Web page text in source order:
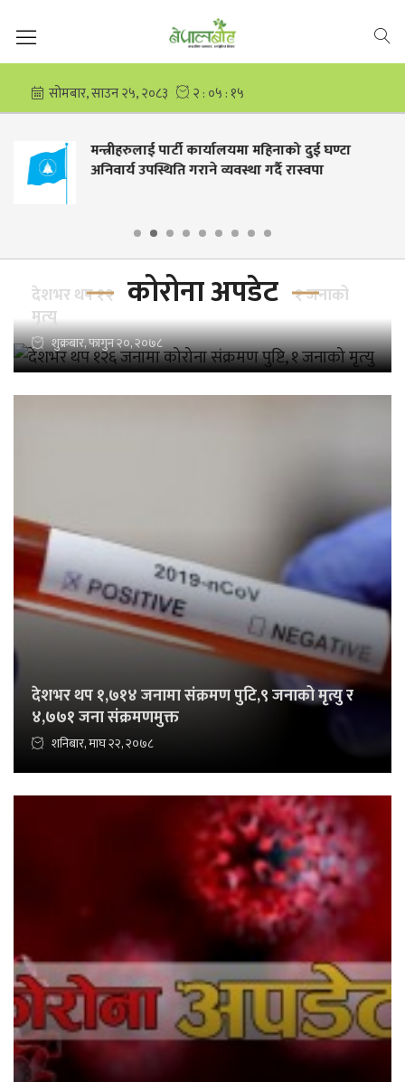
योजना कार्यान्वयनमा जुट्यो सामाजिक विकास
कोरोना अपडेट
देशभर थप १२६ जनामा कोरोना संक्रमण पुष्टि, १ जनाको
मृत्‍यु
शुक्रबार, फागुन २०, २०७८
देशभर थप १,७१४ जनामा संक्रमण पुटि,९ जनाको मृत्यु र
४,७७१ जना संक्रमणमुक्त
शनिबार, माघ २२, २०७८